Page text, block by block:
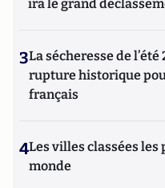
ira le grand
3La sécheresse de
rupture historique
français
4Les villes classées
monde